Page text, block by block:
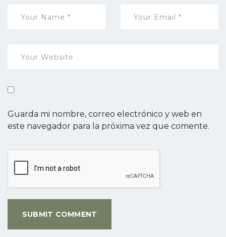
Guarda mi nombre, correo electrónico y web en
este navegador para la próxima vez que comente.